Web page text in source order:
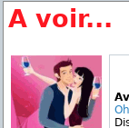
A voir...